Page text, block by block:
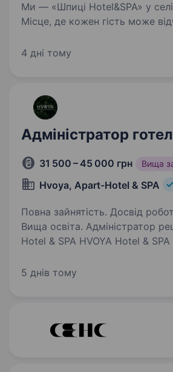
Ми — «Шпиці Hotel&SPA» у
Місце, де кожен гість може
Ми шукаємо Портьє (помічника
4 дні тому
Адміністратор
31 500 – 45 000 грн Вища
Hvoya, Apart-Hotel & SPA
Повна зайнятість. Досвід
Вища освіта. Адміністратор рецепції в HVOYA
Hotel & SPA HVOYA Hotel &
налічує 254 номерів. Щодня
5 днів тому